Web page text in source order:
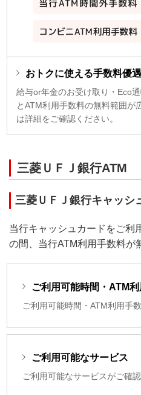
おトクに使える手数料優
給与or年金のお受け取り・Eco
とATM利用手数料の無料範囲が
は詳細をご確認ください。
三菱ＵＦＪ銀行ATM
三菱ＵＦＪ銀行キャッシ
当行キャッシュカードをご利
の間、当行ATM利用手数料が
ご利用可能時間・ATM
ご利用可能時間・ATM利用手
ご利用可能なサービス
ご利用可能なサービスがご確認